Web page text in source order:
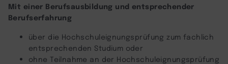
Mit einer Berufsausbildung und entsprechender
Berufserfahrung
über die Hochschuleignungsprüfung zum fachlich
entsprechenden Studium oder
ohne Teilnahme an der Hochschuleignungsprüfung